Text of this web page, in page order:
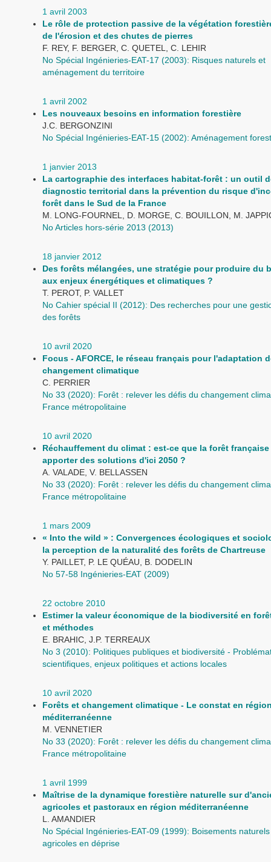
1 avril 2003
Le rôle de protection passive de la végétation
de l'érosion et des chutes de pierres
F. REY, F. BERGER, C. QUETEL, C. LEHIR
No Spécial Ingénieries-EAT-17 (2003): Risques naturels et
aménagement du territoire
1 avril 2002
Les nouveaux besoins en information forestière
J.C. BERGONZINI
No Spécial Ingénieries-EAT-15 (2002): Aménagement
1 janvier 2013
La cartographie des interfaces habitat-forêt : un outil
diagnostic territorial dans la prévention du risque
forêt dans le Sud de la France
M. LONG-FOURNEL, D. MORGE, C. BOUILLON, M.
No Articles hors-série 2013 (2013)
18 janvier 2012
Des forêts mélangées, une stratégie pour produire du
aux enjeux énergétiques et climatiques ?
T. PEROT, P. VALLET
No Cahier spécial II (2012): Des recherches pour une
des forêts
10 avril 2020
Focus - AFORCE, le réseau français pour l'adaptation
changement climatique
C. PERRIER
No 33 (2020): Forêt : relever les défis du changement
France métropolitaine
10 avril 2020
Réchauffement du climat : est-ce que la forêt
apporter des solutions d'ici 2050 ?
A. VALADE, V. BELLASSEN
No 33 (2020): Forêt : relever les défis du changement
France métropolitaine
1 mars 2009
« Into the wild » : Convergences écologiques et
la perception de la naturalité des forêts de Chartreuse
Y. PAILLET, P. LE QUÉAU, B. DODELIN
No 57-58 Ingénieries-EAT (2009)
22 octobre 2010
Estimer la valeur économique de la biodiversité en
et méthodes
E. BRAHIC, J.P. TERREAUX
No 3 (2010): Politiques publiques et biodiversité -
scientifiques, enjeux politiques et actions locales
10 avril 2020
Forêts et changement climatique - Le constat en
méditerranéenne
M. VENNETIER
No 33 (2020): Forêt : relever les défis du changement
France métropolitaine
1 avril 1999
Maîtrise de la dynamique forestière naturelle sur
agricoles et pastoraux en région méditerranéenne
L. AMANDIER
No Spécial Ingénieries-EAT-09 (1999): Boisements
agricoles en déprise